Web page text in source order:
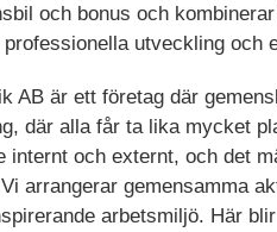
och bonus och
utveckling och
AB är ett företag där
där alla får ta lika mycket
internt och externt, och det
arrangerar gemensamma
arbetsmiljö. Här